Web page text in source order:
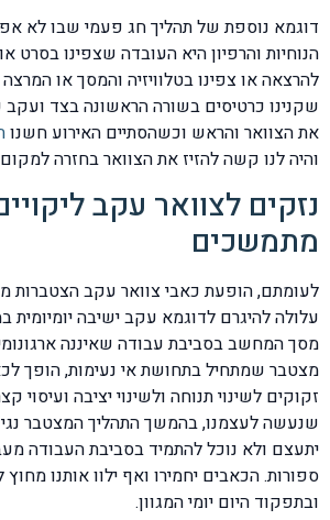
דוגמא נוספת של תהליך חג פעמי שבו לא
הנוחיות והרפיון היא העובדה שצפינו
להרצאה או צפינו בטלוויזיה והמסך או
שקנינו כרטיסים בשורה הראשונה בצד ועקב
את הצוואר והראש וכשהסתיים האירוע חשנו
והיה לנו קשה להזיז את הצוואר בחזרה
נזקים לצוואר עקב
מתמשכים
לעומתם, הופעת כאבי צוואר עקב הצטברות
עלולה להיגרם לדוגמא עקב ישיבה
מסך המחשב בסביבת עבודה שאיננה
מצטבר שמתחיל בתחושת אי נעימות, הופך
זקוקים לשינוי תנוחה ולשינוי יציבה ועיסוי
שנעשה לעצמנו, בהמשך התהליך המצטבר
יתעצם ולא נוכל להתמיד בסביבת העבודה
ספורות. הכאבים יחמירו ואף ילוו אותנו
ובתפקוד היום יומי המגוון.